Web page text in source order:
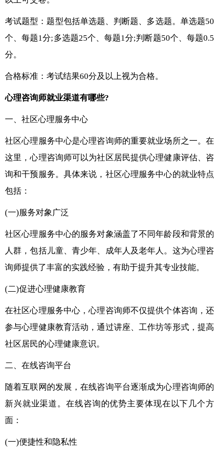
考试题型：题型包括单选题、判断题、多选题。单选题50
个、每题1分;多选题25个、每题1分;判断题50个、每题0.5
分。
合格标准：考试结果60分及以上视为合格。
心理咨询师就业渠道有哪些?
一、社区心理服务中心
社区心理服务中心是心理咨询师的重要就业场所之一。在
这里，心理咨询师可以为社区居民提供心理健康评估、咨
询和干预服务。具体来说，社区心理服务中心的就业特点
包括：
(一)服务对象广泛
社区心理服务中心的服务对象涵盖了不同年龄段和背景的
人群，包括儿童、青少年、成年人及老年人。这为心理咨
询师提供了丰富的实践经验，有助于提升其专业技能。
(二)促进心理健康教育
在社区心理服务中心，心理咨询师不仅提供个体咨询，还
参与心理健康教育活动，通过讲座、工作坊等形式，提高
社区居民的心理健康意识。
二、在线咨询平台
随着互联网的发展，在线咨询平台逐渐成为心理咨询师的
新兴就业渠道。在线咨询的优势主要体现在以下几个方
面：
(一)便捷性和隐私性